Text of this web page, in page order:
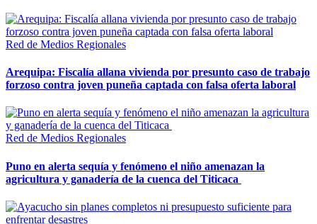
Red de Medios Regionales
Arequipa: Fiscalía allana vivienda por presunto caso de trabajo
forzoso contra joven puneña captada con falsa oferta laboral
Red de Medios Regionales
Puno en alerta sequía y fenómeno el niño amenazan la
agricultura y ganadería de la cuenca del Titicaca